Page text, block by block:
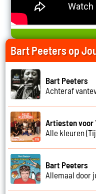
Bart Peeters op
Bart Peeters
Achteraf
Artiesten voor
Alle kleuren
Bart Peeters
Allemaal door